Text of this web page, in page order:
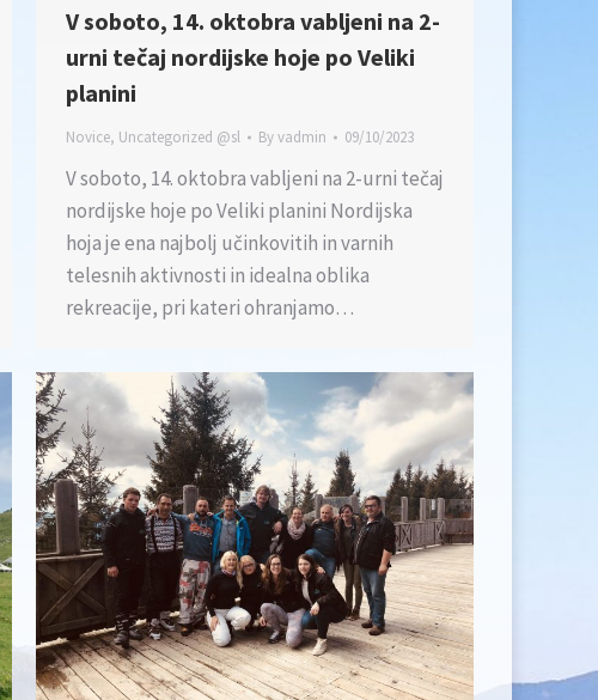
V soboto, 14. oktobra vabljeni na 2-
urni tečaj nordijske hoje po Veliki
planini
Novice, Uncategorized @sl Byvadmin 09/10/2023
V soboto, 14. oktobra vabljeni na 2-urni tečaj
nordijske hoje po Veliki planini Nordijska
hoja je ena najbolj učinkovitih in varnih
telesnih aktivnosti in idealna oblika
rekreacije, pri kateri ohranjamo…